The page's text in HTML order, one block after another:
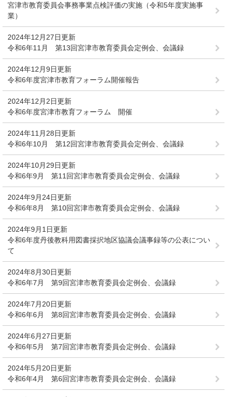
宮津市教育委員会事務事業点検評価の実施（令和5年度実施事
業）
2024年12月27日更新
令和6年11月 第13回宮津市教育委員会定例会、会議録
2024年12月9日更新
令和6年度宮津市教育フォーラム開催報告
2024年12月2日更新
令和6年度宮津市教育フォーラム 開催
2024年11月28日更新
令和6年10月 第12回宮津市教育委員会定例会、会議録
2024年10月29日更新
令和6年9月 第11回宮津市教育委員会定例会、会議録
2024年9月24日更新
令和6年8月 第10回宮津市教育委員会定例会、会議録
2024年9月1日更新
令和6年度丹後教科用図書採択地区協議会議事録等の公表につい
て
2024年8月30日更新
令和6年7月 第9回宮津市教育委員会定例会、会議録
2024年7月20日更新
令和6年6月 第8回宮津市教育委員会定例会、会議録
2024年6月27日更新
令和6年5月 第7回宮津市教育委員会定例会、会議録
2024年5月20日更新
令和6年4月 第6回宮津市教育委員会定例会、会議録